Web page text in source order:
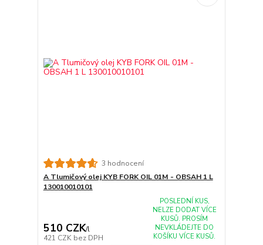
3 hodnocení
A Tlumičový olej KYB FORK OIL 01M - OBSAH 1 L
130010010101
510 CZK/l
421 CZK bez DPH
POSLEDNÍ KUS,
NELZE DODAT VÍCE
KUSŮ. PROSÍM
NEVKLÁDEJTE DO
KOŠÍKU VÍCE KUSŮ.